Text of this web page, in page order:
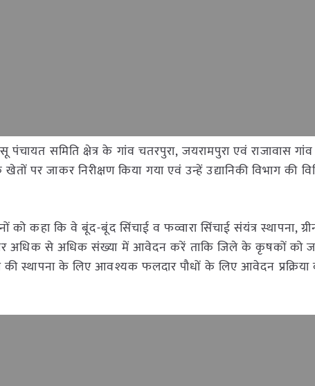
पंचायत समिति क्षेत्र के गांव चतरपुरा, जयरामपुरा एवं राजावास
पर जाकर निरीक्षण किया गया एवं उन्हें उद्यानिकी विभाग की
को कहा कि वे बूंद-बूंद सिंचाई व फव्वारा सिंचाई संयंत्र स्थापना,
पर अधिक से अधिक संख्या में आवेदन करें ताकि जिले के कृषकों
स्थापना के लिए आवश्यक फलदार पौधों के लिए आवेदन प्रक्रिया